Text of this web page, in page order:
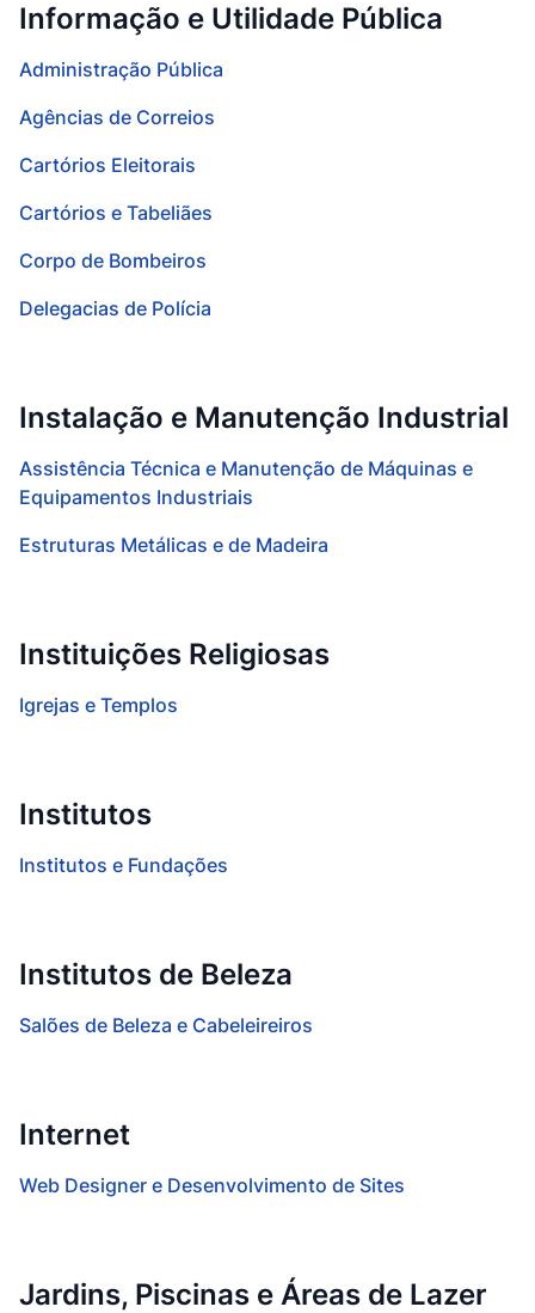
Informação e Utilidade Pública
Administração Pública
Agências de Correios
Cartórios Eleitorais
Cartórios e Tabeliães
Corpo de Bombeiros
Delegacias de Polícia
Instalação e Manutenção Industrial
Assistência Técnica e Manutenção de Máquinas e
Equipamentos Industriais
Estruturas Metálicas e de Madeira
Instituições Religiosas
Igrejas e Templos
Institutos
Institutos e Fundações
Institutos de Beleza
Salões de Beleza e Cabeleireiros
Internet
Web Designer e Desenvolvimento de Sites
Jardins, Piscinas e Áreas de Lazer